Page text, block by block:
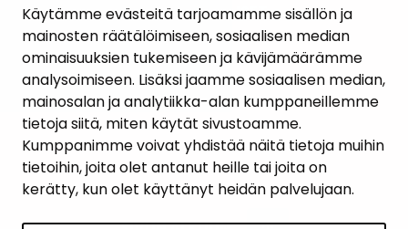
Käytämme evästeitä tarjoamamme sisällön ja
mainosten räätälöimiseen, sosiaalisen median
ominaisuuksien tukemiseen ja kävijämäärämme
analysoimiseen. Lisäksi jaamme sosiaalisen median,
mainosalan ja analytiikka-alan kumppaneillemme
tietoja siitä, miten käytät sivustoamme.
Kumppanimme voivat yhdistää näitä tietoja muihin
tietoihin, joita olet antanut heille tai joita on
kerätty, kun olet käyttänyt heidän palvelujaan.
AJANKOHTAISET
YHTEYSTIEDOT
KARTTAPALVELU